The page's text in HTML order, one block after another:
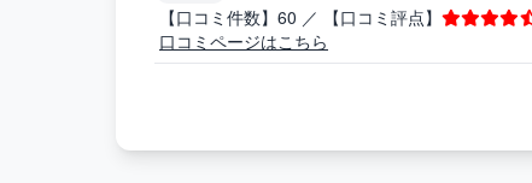
【口コミ件数】60 ／ 【口コミ評点】
口コミページはこちら